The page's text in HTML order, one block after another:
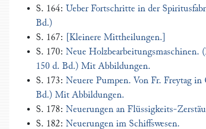
S. 164: Ueber Fortschritte in der
Bd.)
S. 167:
[Kleinere Mittheilungen.]
S. 170: Neue Holzbearbeitungsmaschinen.
150 d. Bd.) Mit Abbildungen.
S. 173: Neuere Pumpen. Von Fr. Freytag
Bd.) Mit Abbildungen.
S. 178: Neuerungen an Flüssigkeits-
S. 182: Neuerungen im Schiffswesen.